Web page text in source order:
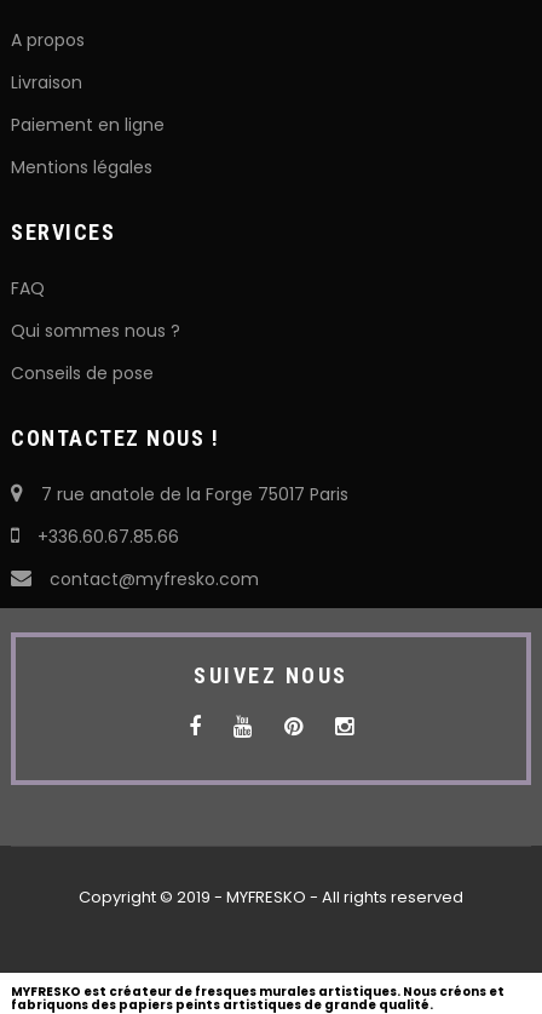
A propos
Livraison
Paiement en ligne
Mentions légales
SERVICES
FAQ
Qui sommes nous ?
Conseils de pose
CONTACTEZ NOUS !
7 rue anatole de la Forge 75017 Paris
+336.60.67.85.66
contact@myfresko.com
SUIVEZ NOUS
Copyright © 2019 - MYFRESKO - All rights reserved
MYFRESKO est créateur de fresques murales artistiques. Nous créons et
fabriquons des papiers peints artistiques de grande qualité.